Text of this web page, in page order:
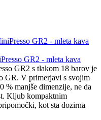
GR2 - mleta kava
GR2 s tlakom 18 barov je
GR. V primerjavi s svojim
% manjše dimenzije, ne da
Kljub kompaktnim
kot sta dozirna